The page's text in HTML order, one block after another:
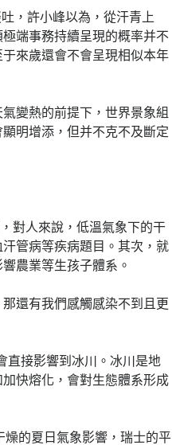
，許小峰以為，從汗青上
端事務持續呈現的概率并不
來歲還會不會呈現相似本年
變熱的前提下，世界景象組
明增添，但并不克不及斷定
對人來說，低溫氣象下的干
管病等疾病題目。其次，就
農業等生孩子體系。
還有我們感觸感染不到且更
直接影響到冰川。冰川是地
快熔化，會對生態體系形成
的夏日氣象影響，瑞士的平